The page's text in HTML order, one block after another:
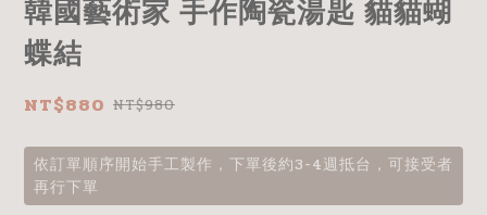
韓國藝術家 手作陶瓷湯匙 貓貓蝴
蝶結
NT$880 NT$980
依訂單順序開始手工製作，下單後約3-4週抵台，可接受者
再行下單